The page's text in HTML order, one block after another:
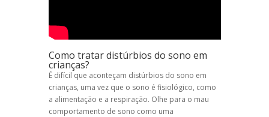
Como tratar distúrbios do sono em
crianças?
É difícil que aconteçam distúrbios do sono em
crianças, uma vez que o sono é fisiológico, como
a alimentação e a respiração. Olhe para o mau
comportamento de sono como uma